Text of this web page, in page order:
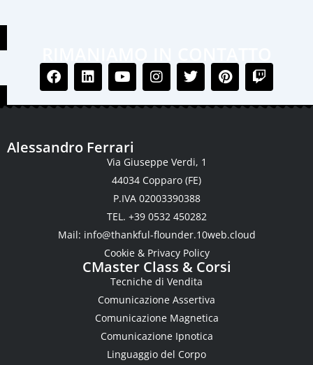
Alessandro Ferrari
Via Giuseppe Verdi, 1
44034 Copparo (FE)
P.IVA 02003390388
TEL. +39 0532 450282
Mail: info@thankful-flounder.10web.cloud
Cookie & Privacy Policy
CMaster Class & Corsi
Tecniche di Vendita
Comunicazione Assertiva
Comunicazione Magnetica
Comunicazione Ipnotica
Linguaggio del Corpo